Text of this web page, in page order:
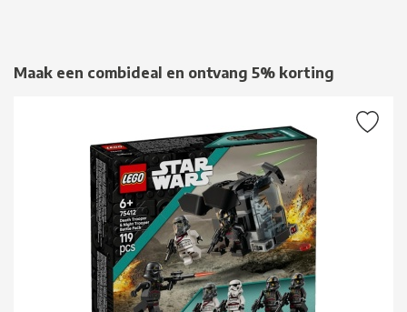
Maak een combideal en ontvang 5% korting